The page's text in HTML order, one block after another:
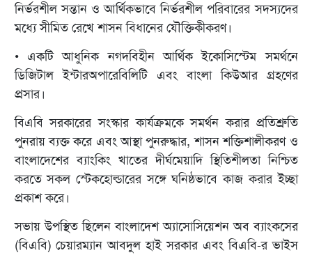
নির্ভরশীল সন্তান ও আর্থিকভাবে নির্ভরশীল পরিবারের সদস্যদের
মধ্যে সীমিত রেখে শাসন বিধানের যৌক্তিকীকরণ।
• একটি আধুনিক নগদবিহীন আর্থিক ইকোসিস্টেম সমর্থনে
ডিজিটাল ইন্টারঅপারেবিলিটি এবং বাংলা কিউআর গ্রহণের
প্রসার।
বিএবি সরকারের সংস্কার কার্যক্রমকে সমর্থন করার প্রতিশ্রুতি
পুনরায় ব্যক্ত করে এবং আস্থা পুনরুদ্ধার, শাসন শক্তিশালীকরণ ও
বাংলাদেশের ব্যাংকিং খাতের দীর্ঘমেয়াদি স্থিতিশীলতা নিশ্চিত
করতে সকল স্টেকহোল্ডারের সঙ্গে ঘনিষ্ঠভাবে কাজ করার ইচ্ছা
প্রকাশ করে।
সভায় উপস্থিত ছিলেন বাংলাদেশ অ্যাসোসিয়েশন অব ব্যাংকসের
(বিএবি) চেয়ারম্যান আবদুল হাই সরকার এবং বিএবি-র ভাইস